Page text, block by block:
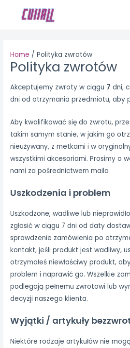
Home Polityka zwrotów
Polityka zwrotów
Akceptujemy zwroty w ciągu 7 dni,
dni od otrzymania przedmiotu, aby
Aby kwalifikować się do zwrotu,
takim samym stanie, w jakim go
nieużywany, z metkami i w
wszystkimi akcesoriami. Prosimy o
nami za pośrednictwem maila
Uszkodzenia i problem
Uszkodzone, wadliwe lub
zgłosić w ciągu 7 dni od daty
sprawdzenie zamówienia po
kontakt, jeśli produkt jest wadliwy,
otrzymałeś niewłaściwy produkt,
problem i naprawić go. Wszelkie
podlegają pełnemu zwrotowi lub
decyzji naszego klienta.
Wyjątki / artykuły
Niektóre rodzaje artykułów nie